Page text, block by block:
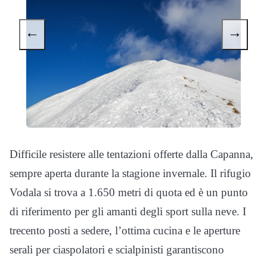
← →
Difficile resistere alle tentazioni offerte dalla Capanna,
sempre aperta durante la stagione invernale. Il rifugio
Vodala si trova a 1.650 metri di quota ed è un punto
di riferimento per gli amanti degli sport sulla neve. I
trecento posti a sedere, l’ottima cucina e le aperture
serali per ciaspolatori e scialpinisti garantiscono